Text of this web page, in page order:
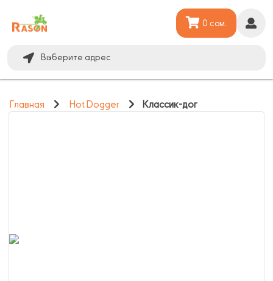
Выберите адрес
0 сом.
Главная Hot Dogger Классик-дог